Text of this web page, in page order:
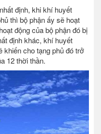
định, khi khí huyết
thì bộ phận ấy sẽ hoạt
động của bộ phận đó bị
định khác, khí huyết
khiến cho tạng phủ đó trở
12 thời thần.